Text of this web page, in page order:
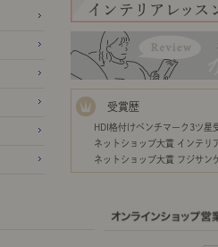
受賞歴
HDI格付けベンチマーク3ツ星
ネットショップ大賞 インテリ
ネットショップ大賞 フジサン